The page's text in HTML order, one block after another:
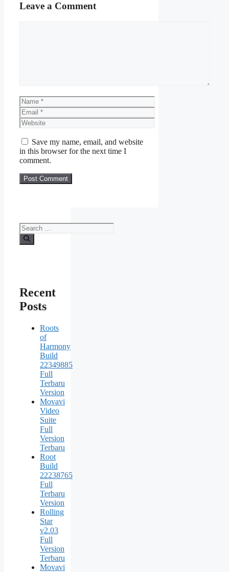
Leave a Comment
Name
Email
Website
Save my name, email, and website
in this browser for the next time I
comment.
Search
for:
Recent
Posts
Roots
of
Harmony
Build
22349885
Full
Terbaru
Version
Movavi
Video
Suite
Full
Version
Terbaru
Root
Build
22238765
Full
Terbaru
Version
Rolling
Star
v2.03
Full
Version
Terbaru
Movavi